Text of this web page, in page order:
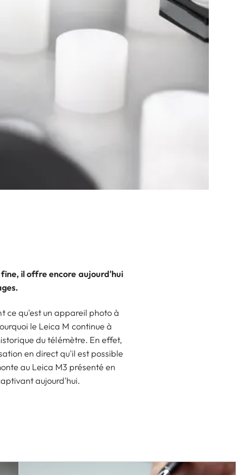
il offre encore aujourd'hui
ce qu'est un appareil photo à
le Leica M continue à
du télémètre. En effet,
en direct qu'il est possible
au Leica M3 présenté en
aujourd'hui.